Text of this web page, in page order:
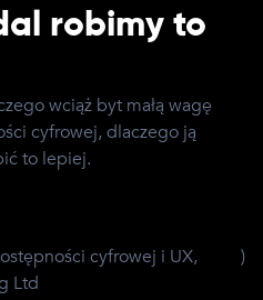
robimy to
wciąż byt małą wagę
cyfrowej, dlaczego ją
to lepiej.
cyfrowej i UX,
Ltd
)